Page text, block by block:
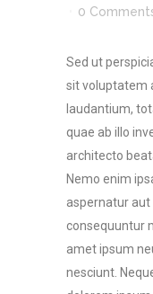
0
Sed ut
sit voluptatem
laudantium,
quae ab illo
architecto
Nemo enim
aspernatur
consequuntur
amet ipsum
nesciunt.